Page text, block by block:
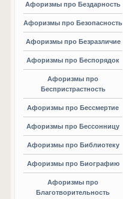
Афоризмы про Бездарность
Афоризмы про Безопасность
Афоризмы про Безразличие
Афоризмы про Беспорядок
Афоризмы про
Беспристрастность
Афоризмы про Бессмертие
Афоризмы про Бессонницу
Афоризмы про Библиотеку
Афоризмы про Биографию
Афоризмы про
Благотворительность